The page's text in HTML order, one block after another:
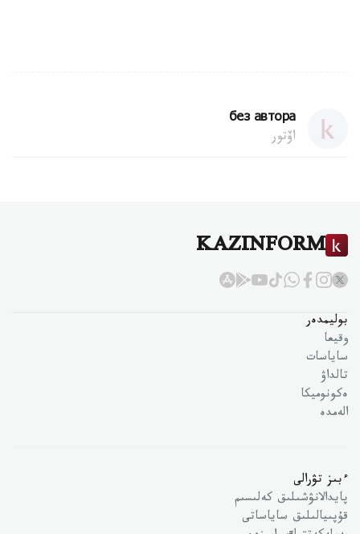
без автора
اۆتور
KAZINFORM
بوليمدەر
وقيعا
ساياسات
تالداۋ
ەكونوميكا
الەمدە
ءبىز تۋرالى
پايدالانۋشىلىق كەلىسىم
قۇپىيالىلىق ساياساتى